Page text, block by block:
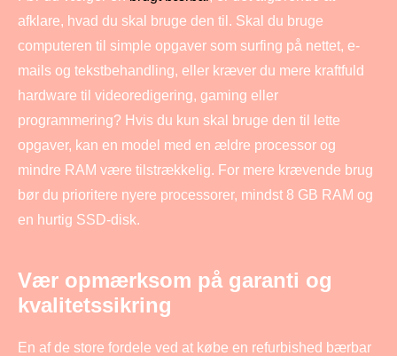
afklare, hvad du skal bruge den til. Skal du bruge
computeren til simple opgaver som surfing på nettet, e-
mails og tekstbehandling, eller kræver du mere kraftfuld
hardware til videoredigering, gaming eller
programmering? Hvis du kun skal bruge den til lette
opgaver, kan en model med en ældre processor og
mindre RAM være tilstrækkelig. For mere krævende brug
bør du prioritere nyere processorer, mindst 8 GB RAM og
en hurtig SSD-disk.
Vær opmærksom på garanti og
kvalitetssikring
En af de store fordele ved at købe en refurbished bærbar